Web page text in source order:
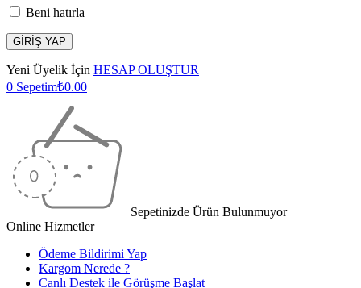
Beni hatırla
Yeni Üyelik İçin HESAP OLUŞTUR
0 Sepetim₺0.00
Sepetinizde Ürün Bulunmuyor
Online Hizmetler
Ödeme Bildirimi Yap
Kargom Nerede ?
Canlı Destek ile Görüşme Başlat